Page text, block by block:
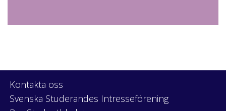
Kontakta oss
Svenska Studerandes Intresseförening